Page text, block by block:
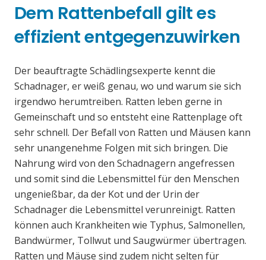
Dem Rattenbefall gilt es
effizient entgegenzuwirken
Der beauftragte Schädlingsexperte kennt die
Schadnager, er weiß genau, wo und warum sie sich
irgendwo herumtreiben. Ratten leben gerne in
Gemeinschaft und so entsteht eine Rattenplage oft
sehr schnell. Der Befall von Ratten und Mäusen kann
sehr unangenehme Folgen mit sich bringen. Die
Nahrung wird von den Schadnagern angefressen
und somit sind die Lebensmittel für den Menschen
ungenießbar, da der Kot und der Urin der
Schadnager die Lebensmittel verunreinigt. Ratten
können auch Krankheiten wie Typhus, Salmonellen,
Bandwürmer, Tollwut und Saugwürmer übertragen.
Ratten und Mäuse sind zudem nicht selten für